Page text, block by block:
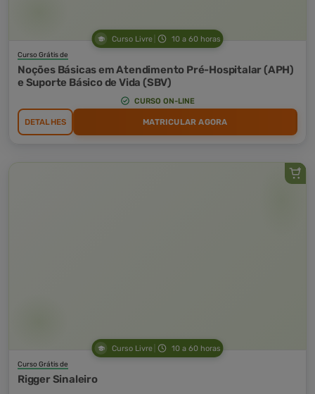
Curso Livre 10 a 60 horas
Curso Grátis de
Noções Básicas em Atendimento Pré-Hospitalar (APH)
e Suporte Básico de Vida (SBV)
CURSO ON-LINE
DETALHES MATRICULAR AGORA
Curso Livre 10 a 60 horas
Curso Grátis de
Rigger Sinaleiro